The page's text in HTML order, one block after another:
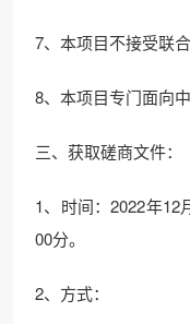
7、本项目不接受联合
8、本项目专门面向
三、获取磋商文件：
1、时间：2022年12
00分。
2、方式：